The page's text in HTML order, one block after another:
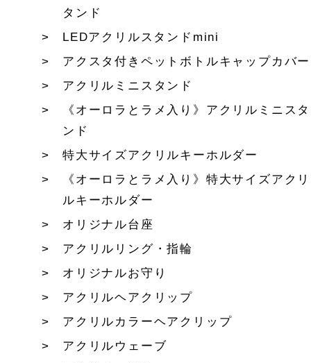
タンド
LEDアクリルスタンドmini
アクスタ付きペットボトルキャップカバー
アクリルミニスタンド
《オーロラとラメ入り》アクリルミニスタ
ンド
特大サイズアクリルキーホルダー
《オーロラとラメ入り》特大サイズアクリ
ルキーホルダー
オリジナル台座
アクリルリング・指輪
オリジナルお守り
アクリルヘアクリップ
アクリルカラーヘアクリップ
アクリルウェーブ